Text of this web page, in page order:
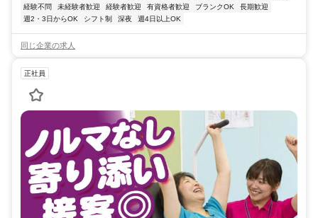
経験不問
未経験者歓迎 経験者歓迎 有資格者歓迎 ブランクOK
長期歓迎
週2・3日からOK
シフト制 深夜 週4日以上OK
同じ企業の求人
正社員